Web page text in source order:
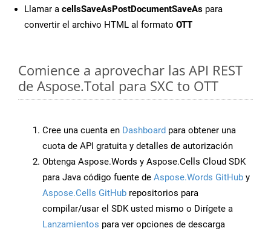
Llamar a cellsSaveAsPostDocumentSaveAs para
convertir el archivo HTML al formato OTT
Comience a aprovechar las API REST
de Aspose.Total para SXC to OTT
Cree una cuenta en Dashboard para obtener una
cuota de API gratuita y detalles de autorización
Obtenga Aspose.Words y Aspose.Cells Cloud SDK
para Java código fuente de Aspose.Words GitHub y
Aspose.Cells GitHub repositorios para
compilar/usar el SDK usted mismo o Dirígete a
Lanzamientos para ver opciones de descarga